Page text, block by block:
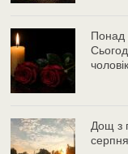
Понад
Дощ з
серпня